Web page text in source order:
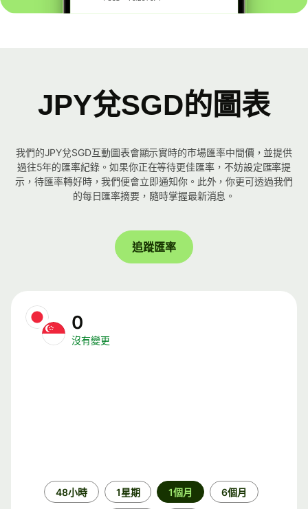
JPY兌SGD的圖表
我們的JPY兌SGD互動圖表會顯示實時的市場匯率中間價，並提供
過往5年的匯率紀錄。如果你正在等待更佳匯率，不妨設定匯率提
示，待匯率轉好時，我們便會立即通知你。此外，你更可透過我們
的每日匯率摘要，隨時掌握最新消息。
追蹤匯率
0
沒有變更
48小時 1星期 1個月 6個月